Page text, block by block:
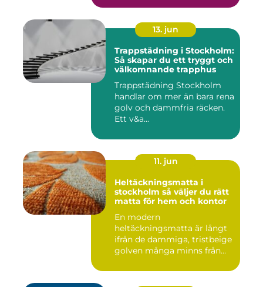
13. jun
Trappstädning i Stockholm:
Så skapar du ett tryggt och
välkomnande trapphus
Trappstädning Stockholm
handlar om mer än bara rena
golv och dammfria räcken.
Ett v&a...
11. jun
Heltäckningsmatta i
stockholm så väljer du rätt
matta för hem och kontor
En modern
heltäckningsmatta är långt
ifrån de dammiga, tristbeige
golven många minns från